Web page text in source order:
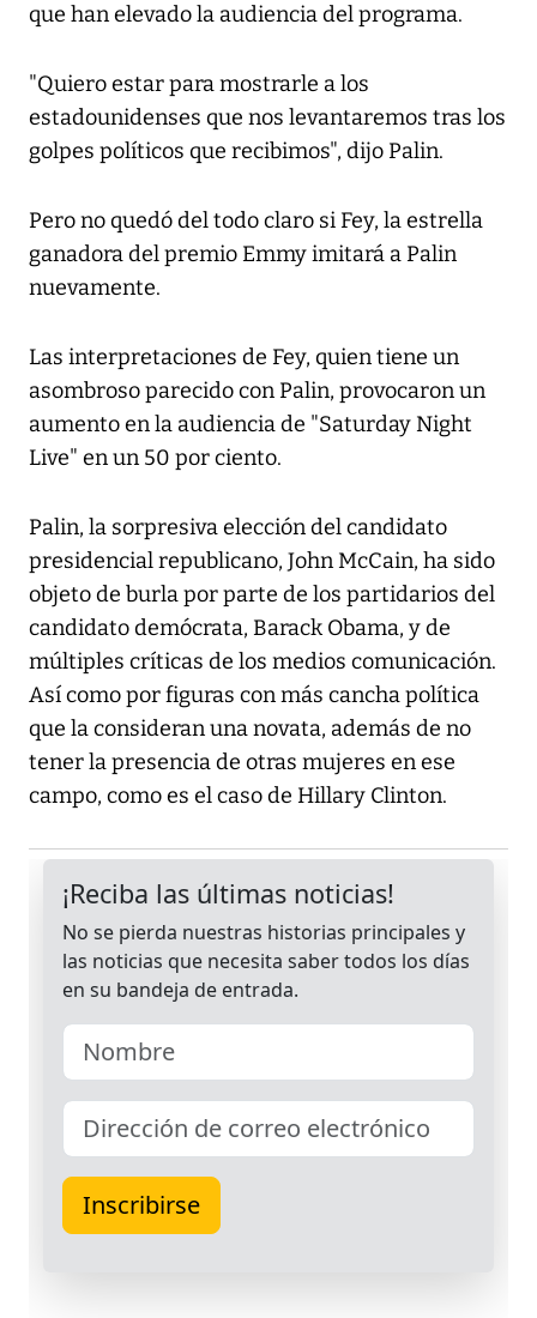
que han elevado la audiencia del programa.
"Quiero estar para mostrarle a los
estadounidenses que nos levantaremos tras los
golpes políticos que recibimos", dijo Palin.
Pero no quedó del todo claro si Fey, la estrella
ganadora del premio Emmy imitará a Palin
nuevamente.
Las interpretaciones de Fey, quien tiene un
asombroso parecido con Palin, provocaron un
aumento en la audiencia de "Saturday Night
Live" en un 50 por ciento.
Palin, la sorpresiva elección del candidato
presidencial republicano, John McCain, ha sido
objeto de burla por parte de los partidarios del
candidato demócrata, Barack Obama, y de
múltiples críticas de los medios comunicación.
Así como por figuras con más cancha política
que la consideran una novata, además de no
tener la presencia de otras mujeres en ese
campo, como es el caso de Hillary Clinton.